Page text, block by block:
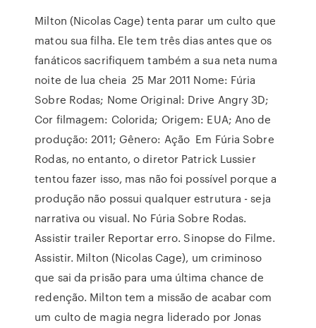
Milton (Nicolas Cage) tenta parar um culto que
matou sua filha. Ele tem três dias antes que os
fanáticos sacrifiquem também a sua neta numa
noite de lua cheia 25 Mar 2011 Nome: Fúria
Sobre Rodas; Nome Original: Drive Angry 3D;
Cor filmagem: Colorida; Origem: EUA; Ano de
produção: 2011; Gênero: Ação Em Fúria Sobre
Rodas, no entanto, o diretor Patrick Lussier
tentou fazer isso, mas não foi possível porque a
produção não possui qualquer estrutura - seja
narrativa ou visual. No Fúria Sobre Rodas.
Assistir trailer Reportar erro. Sinopse do Filme.
Assistir. Milton (Nicolas Cage), um criminoso
que sai da prisão para uma última chance de
redenção. Milton tem a missão de acabar com
um culto de magia negra liderado por Jonas